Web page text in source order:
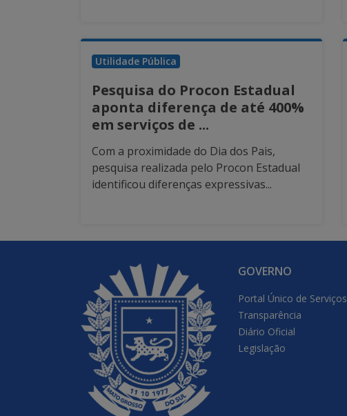
Utilidade Pública
Pesquisa do Procon Estadual
aponta diferença de até 400%
em serviços de ...
Com a proximidade do Dia dos Pais,
pesquisa realizada pelo Procon Estadual
identificou diferenças expressivas...
GOVERNO
Portal Único de Serviços
Transparência
Diário Oficial
Legislação